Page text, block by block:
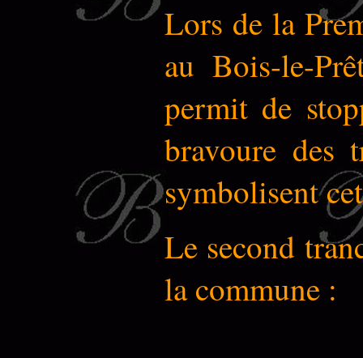
Lors de la
au Bois-le-
permit de
bravoure des
symbolisent
Le second
la commune :